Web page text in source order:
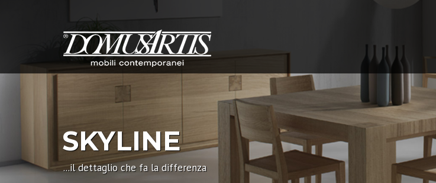
SKYLINE
...il dettaglio che fa la differenza